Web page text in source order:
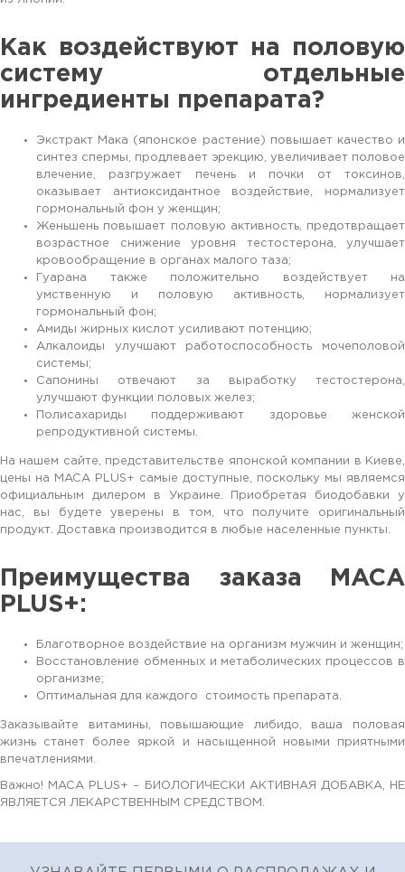
Как воздействуют на половую
систему отдельные
ингредиенты препарата?
Экстракт Мака (японское растение) повышает качество и
синтез спермы, продлевает эрекцию, увеличивает половое
влечение, разгружает печень и почки от токсинов,
оказывает антиоксидантное воздействие, нормализует
гормональный фон у женщин;
Женьшень повышает половую активность, предотвращает
возрастное снижение уровня тестостерона, улучшает
кровообращение в органах малого таза;
Гуарана также положительно воздействует на
умственную и половую активность, нормализует
гормональный фон;
Амиды жирных кислот усиливают потенцию;
Алкалоиды улучшают работоспособность мочеполовой
системы;
Сапонины отвечают за выработку тестостерона,
улучшают функции половых желез;
Полисахариды поддерживают здоровье женской
репродуктивной системы.
На нашем сайте, представительстве японской компании в Киеве,
цены на MACA PLUS+ самые доступные, поскольку мы являемся
официальным дилером в Украине. Приобретая биодобавки у
нас, вы будете уверены в том, что получите оригинальный
продукт. Доставка производится в любые населенные пункты.
Преимущества заказа MACA
PLUS+:
Благотворное воздействие на организм мужчин и женщин;
Восстановление обменных и метаболических процессов в
организме;
Оптимальная для каждого стоимость препарата.
Заказывайте витамины, повышающие либидо, ваша половая
жизнь станет более яркой и насыщенной новыми приятными
впечатлениями.
Важно! MACA PLUS+ – БИОЛОГИЧЕСКИ АКТИВНАЯ ДОБАВКА, НЕ
ЯВЛЯЕТСЯ ЛЕКАРСТВЕННЫМ СРЕДСТВОМ.